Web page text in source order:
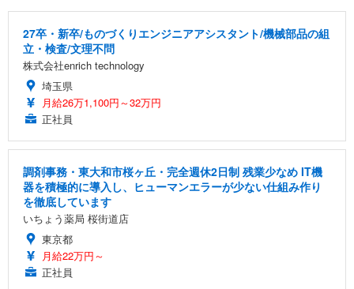
27卒・新卒/ものづくりエンジニアアシスタント/機械部品の組
立・検査/文理不問
株式会社enrich technology
埼玉県
月給26万1,100円～32万円
正社員
調剤事務・東大和市桜ヶ丘・完全週休2日制 残業少なめ IT機
器を積極的に導入し、ヒューマンエラーが少ない仕組み作り
を徹底しています
いちょう薬局 桜街道店
東京都
月給22万円～
正社員